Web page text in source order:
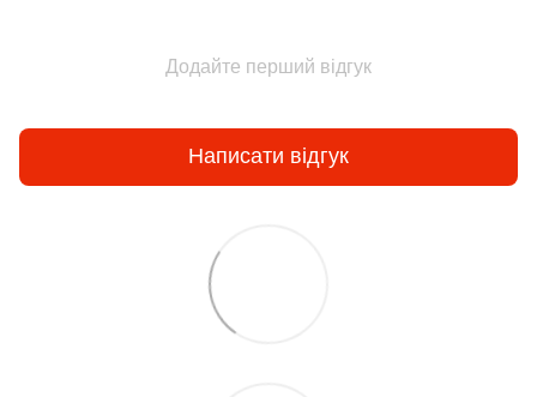
Додайте перший відгук
Написати відгук